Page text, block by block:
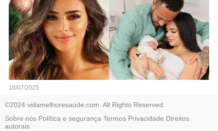
18/07/2025
©2024 vidamelhoresaude.com. All Rights Reserved.
Sobre nós Política e segurança Termos Privacidade Direitos
autorais